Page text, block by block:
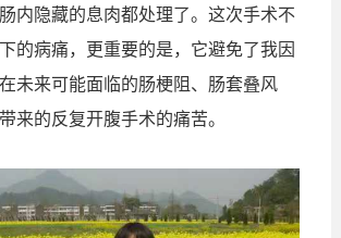
内隐藏的息肉都处理了。这次手术不
的病痛，更重要的是，它避免了我因
未来可能面临的肠梗阻、肠套叠风
来的反复开腹手术的痛苦。